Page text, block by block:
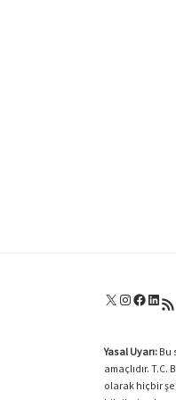
X Instagram
Yasal Uyarı: Bu
amaçlıdır.
olarak hiçbir